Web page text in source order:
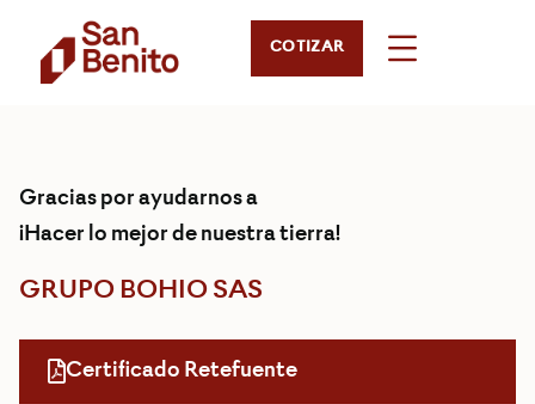
COTIZAR
Gracias por ayudarnos a
¡Hacer lo mejor de nuestra tierra!
GRUPO BOHIO SAS
Certificado Retefuente